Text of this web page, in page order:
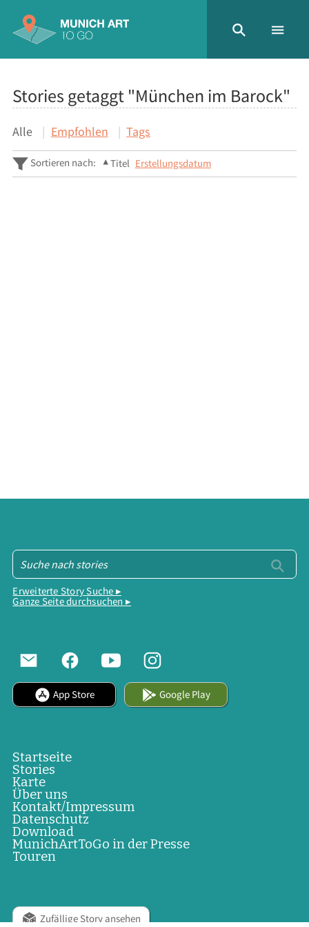
Stories getaggt "München im Barock"
Alle Empfohlen Tags
Sortieren nach: Titel Erstellungsdatum
Erweiterte Story Suche ▸
Ganze Seite durchsuchen ▸
App Store Google Play
Startseite
Stories
Karte
Über uns
Kontakt/Impressum
Datenschutz
Download
MunichArtToGo in der Presse
Touren
Zufällige Story ansehen